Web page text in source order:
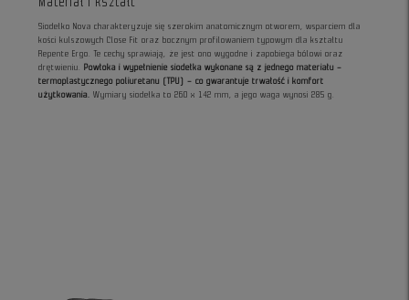
Siodełko Nova charakteryzuje się szerokim anatomicznym otworem, wsparciem dla
kości kulszowych Close Fit oraz bocznym profilowaniem typowym dla kształtu
Repente Ergo. Te cechy sprawiają, że jest ono wygodne i zapobiega bólowi oraz
drętwieniu. Powłoka i wypełnienie siodełka wykonane są z jednego materiału –
termoplastycznego poliuretanu (TPU) – co gwarantuje trwałość i komfort
użytkowania.
Wymiary siodełka to 260 x 142 mm, a jego waga wynosi 285 g.